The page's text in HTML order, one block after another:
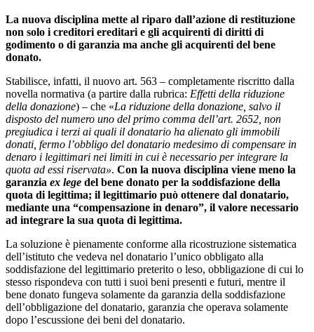
La nuova disciplina mette al riparo dall’azione di restituzione
non solo i creditori ereditari e gli acquirenti di diritti di
godimento o di garanzia ma anche gli acquirenti del bene
donato.
Stabilisce, infatti, il nuovo art. 563 – completamente riscritto dalla
novella normativa (a partire dalla rubrica: Effetti della riduzione
della donazione) – che «La riduzione della donazione, salvo il
disposto del numero uno del primo comma dell’art. 2652, non
pregiudica i terzi ai quali il donatario ha alienato gli immobili
donati, fermo l’obbligo del donatario medesimo di compensare in
denaro i legittimari nei limiti in cui è necessario per integrare la
quota ad essi riservata». Con la nuova disciplina viene meno la
garanzia ex lege del bene donato per la soddisfazione della
quota di legittima; il legittimario può ottenere dal donatario,
mediante una “compensazione in denaro”, il valore necessario
ad integrare la sua quota di legittima.
La soluzione è pienamente conforme alla ricostruzione sistematica
dell’istituto che vedeva nel donatario l’unico obbligato alla
soddisfazione del legittimario preterito o leso, obbligazione di cui lo
stesso rispondeva con tutti i suoi beni presenti e futuri, mentre il
bene donato fungeva solamente da garanzia della soddisfazione
dell’obbligazione del donatario, garanzia che operava solamente
dopo l’escussione dei beni del donatario.